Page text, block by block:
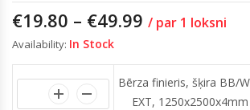
€19.80 – €49.99 / par 1 loksni
Availability: In Stock
Bērza finieris, šķira BB/
EXT, 1250x2500x4mm